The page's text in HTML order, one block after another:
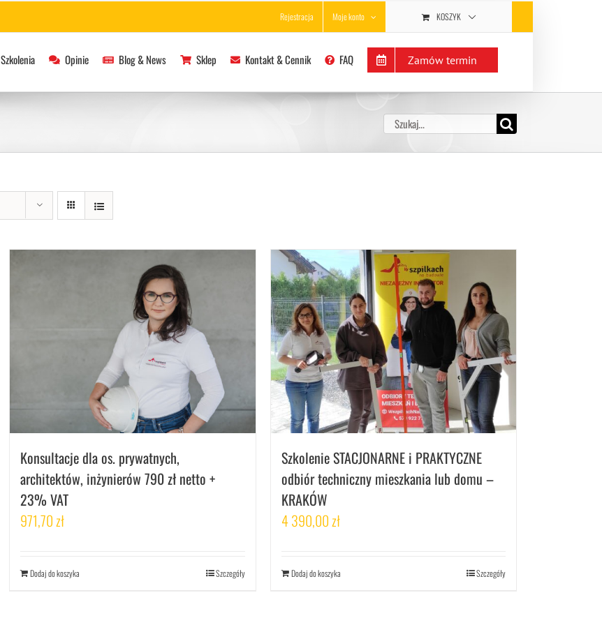
Rejestracja Moje konto KOSZYK
Szkolenia Opinie Blog & News Sklep Kontakt & Cennik FAQ Zamów termin
Szukaj
Konsultacje dla os. prywatnych,
architektów, inżynierów 790 zł netto +
23% VAT
971,70zł
Dodaj do koszyka Szczegóły
Szkolenie STACJONARNE i PRAKTYCZNE
odbiór techniczny mieszkania lub domu –
KRAKÓW
4 390,00zł
Dodaj do koszyka Szczegóły